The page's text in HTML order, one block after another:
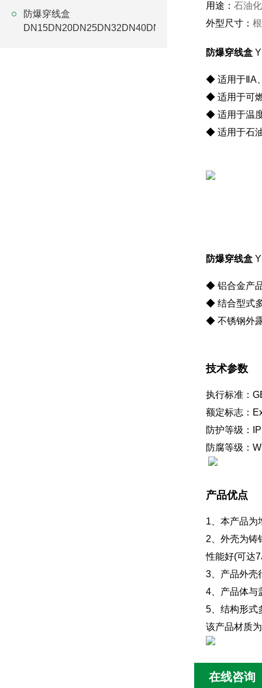
防爆穿线盒
DN15DN20DN25DN32DN40DN50
用途： 石油
外型尺寸：
防爆穿线盒
◆ 适用于ⅡA
◆ 适用于可
◆ 适用于温
◆ 适用于石
防爆穿线盒
◆ 铝合金产
◆ 结合型式
◆ 不锈钢外
技术参数
执行标准：
额定标志：
防护等级：
防腐等级：
产品优点
1、本产品为
2、外壳为铸
性能好(可达
3、产品外壳
4、产品体与
5、结构形式
该产品材质
在线咨询